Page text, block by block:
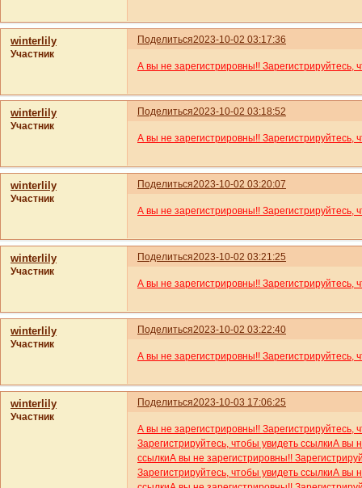
Поделиться2023-10-02 03:17:36
winterlily
Участник
А вы не зарегистрировны!! Зарегистрируйтесь,
Поделиться2023-10-02 03:18:52
winterlily
Участник
А вы не зарегистрировны!! Зарегистрируйтесь,
Поделиться2023-10-02 03:20:07
winterlily
Участник
А вы не зарегистрировны!! Зарегистрируйтесь,
Поделиться2023-10-02 03:21:25
winterlily
Участник
А вы не зарегистрировны!! Зарегистрируйтесь,
Поделиться2023-10-02 03:22:40
winterlily
Участник
А вы не зарегистрировны!! Зарегистрируйтесь,
Поделиться2023-10-03 17:06:25
winterlily
Участник
А вы не зарегистрировны!! Зарегистрируйтесь,
Зарегистрируйтесь, чтобы увидеть ссылкиА вы
ссылкиА вы не зарегистрировны!!
Зарегистрируйтесь, чтобы увидеть ссылкиА вы